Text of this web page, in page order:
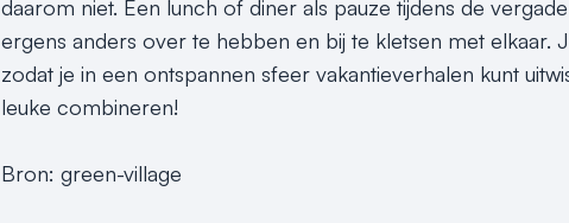
daarom niet. Een lunch of diner als pauze tijdens de
ergens anders over te hebben en bij te kletsen met
zodat je in een ontspannen sfeer vakantieverhalen kunt
leuke combineren!
Bron: green-village